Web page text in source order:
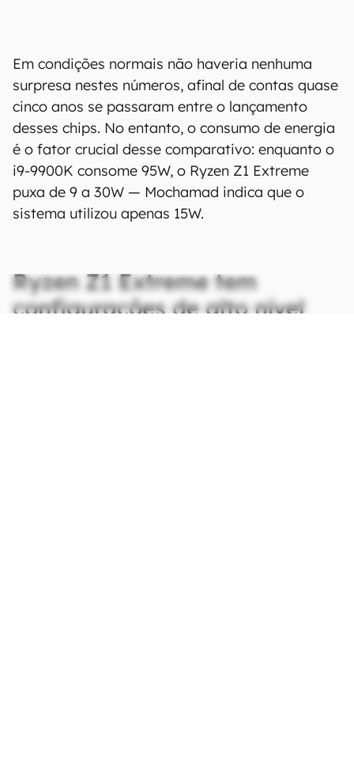
Em condições normais não haveria nenhuma
surpresa nestes números, afinal de contas quase
cinco anos se passaram entre o lançamento
desses chips. No entanto, o consumo de energia
é o fator crucial desse comparativo: enquanto o
i9-9900K consome 95W, o Ryzen Z1 Extreme
puxa de 9 a 30W — Mochamad indica que o
sistema utilizou apenas 15W.
Ryzen Z1 Extreme tem
configurações de alto nível